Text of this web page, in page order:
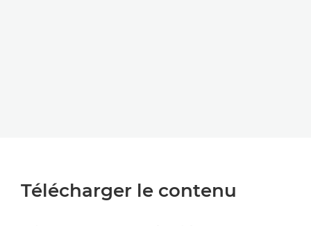
Télécharger le contenu